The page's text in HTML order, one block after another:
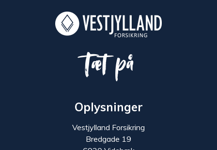
Tæt på
Oplysninger
Vestjylland Forsikring
Bredgade 19